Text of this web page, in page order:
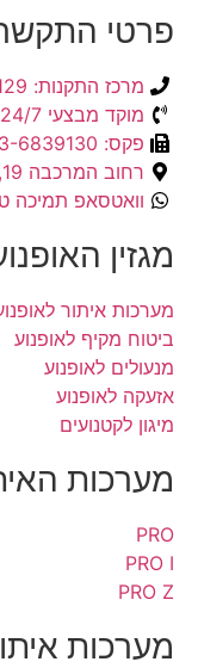
פרטי
מרכז התקנות: 03-6839129
מוקד מבצעי 24/7: 03-6391050
פקס: 03-6839130
רחוב המרכבה 19, חולון
וואטסאפ תמיכה
מגזין
מערכות איתור
ביטוח מקיף לאופנוע
מנעולים לאופנוע
אזעקה לאופנוע
מיגון לקטנועים
מערכות
PRO
PRO I
PRO Z
מערכות